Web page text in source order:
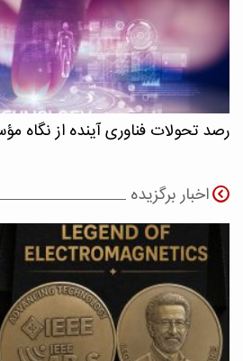
رصد تحولات فناوری آینده از نگاه
اخبار برگزیده